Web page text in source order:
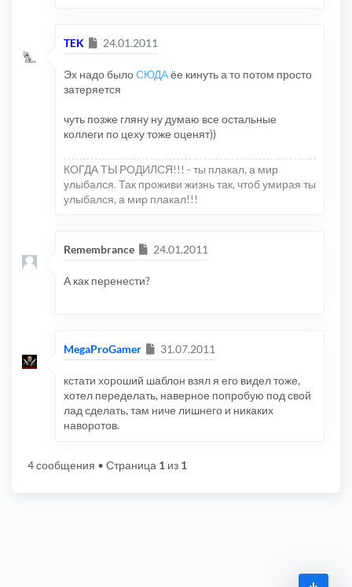
TEK Сообщение
24.01.2011
Эх надо былоСЮДАёе кинуть а то потом просто
затеряется
чуть позже гляну ну думаю все остальные
коллеги по цеху тоже оценят))
КОГДА ТЫ РОДИЛСЯ!!! - ты плакал, а мир
улыбался. Так проживи жизнь так, чтоб умирая ты
улыбался, а мир плакал!!!
Remembrance Сообщение
24.01.2011
А как перенести?
MegaProGamer Сообщение
31.07.2011
кстати хороший шаблон взял я его видел тоже,
хотел переделать, наверное попробую под свой
лад сделать, там ниче лишнего и никаких
наворотов.
4 сообщения • Страница 1 из 1